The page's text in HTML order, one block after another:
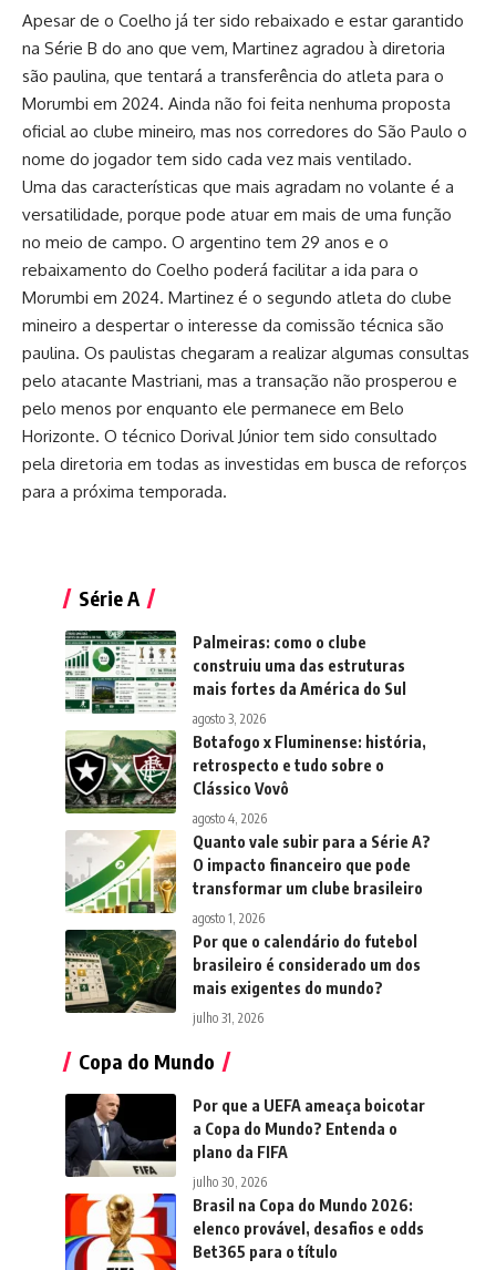
Apesar de o Coelho já ter sido rebaixado e estar garantido
na Série B do ano que vem, Martinez agradou à diretoria
são paulina, que tentará a transferência do atleta para o
Morumbi em 2024. Ainda não foi feita nenhuma proposta
oficial ao clube mineiro, mas nos corredores do São Paulo o
nome do jogador tem sido cada vez mais ventilado.
Uma das características que mais agradam no volante é a
versatilidade, porque pode atuar em mais de uma função
no meio de campo. O argentino tem 29 anos e o
rebaixamento do Coelho poderá facilitar a ida para o
Morumbi em 2024. Martinez é o segundo atleta do clube
mineiro a despertar o interesse da comissão técnica são
paulina. Os paulistas chegaram a realizar algumas consultas
pelo atacante Mastriani, mas a transação não prosperou e
pelo menos por enquanto ele permanece em Belo
Horizonte. O técnico Dorival Júnior tem sido consultado
pela diretoria em todas as investidas em busca de reforços
para a próxima temporada.
Série A
Palmeiras: como o clube
construiu uma das estruturas
mais fortes da América do Sul
agosto 3, 2026
Botafogo x Fluminense: história,
retrospecto e tudo sobre o
Clássico Vovô
agosto 4, 2026
Quanto vale subir para a Série A?
O impacto financeiro que pode
transformar um clube brasileiro
agosto 1, 2026
Por que o calendário do futebol
brasileiro é considerado um dos
mais exigentes do mundo?
julho 31, 2026
Copa do Mundo
Por que a UEFA ameaça boicotar
a Copa do Mundo? Entenda o
plano da FIFA
julho 30, 2026
Brasil na Copa do Mundo 2026:
elenco provável, desafios e odds
Bet365 para o título